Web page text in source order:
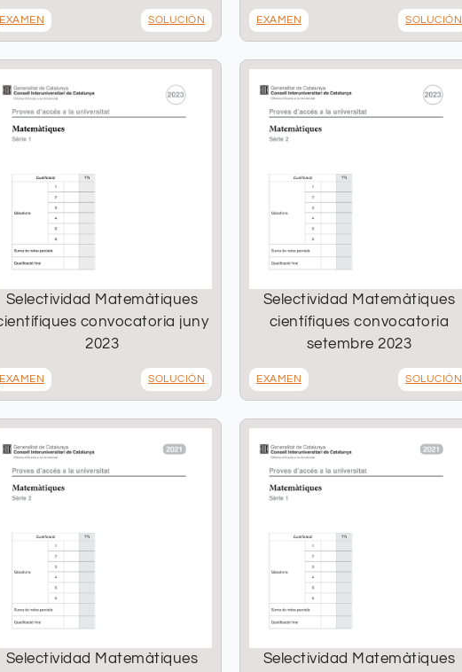
EXAMEN SOLUCIÓN EXAMEN SOLUCIÓN
Selectividad Matemàtiques
convocatoria juny
2023
EXAMEN SOLUCIÓN
Selectividad Matemàtiques
científiques convocatoria
setembre 2023
EXAMEN SOLUCIÓN
Selectividad Matemàtiques
Selectividad Matemàtiques